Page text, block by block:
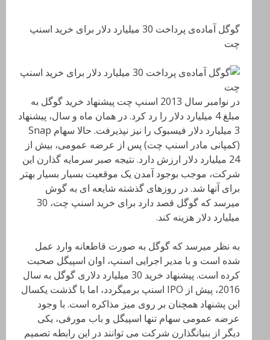
گوگل آماده‌ی پرداخت 30 میلیارد دلار برای خرید اسنپ
چت
در نوامبر سال 2013 اسنپ چت پیشنهاد خرید گوگل به
مبلغ 4 میلیارد دلار را رد کرد. در همان ماه و سال، پیشنهاد
3 میلیارد دلار فیسبوک را نیز نپذیرفت. حالا سهام Snap
(کمپانی مادر اسنپ چت) پس از عرضه عمومی، بیش از
24 میلیارد دلار ارزش دارد. نتیجه صبر سرمایه گذارن این
شرکت، موجب بوجود آمدن یک موقعیت بسیار بسیار بهتر
برای آنها شد. در روزهای گذشته شایعه ای به گوش
میرسد که گوگل قصد دارد برای خرید اسنپ چت، 30
میلیارد دلار هزینه کند.
به نظر میرسد که گوگل به صورت قاطعانه وارد عمل
شده است و با مدیر اجرایی اسنپ، اوان اسپیگل صحبت
کرده است. پیشنهاد خرید 30 میلیارد دلاری گوگل به سال
2016، پیش از IPO اسنپ برمیگردد، اما با گذشت یکسال
این پشنهاد همچنان بر روی میز مذاکره است. با وجود
عرضه عمومی سهام تنها اسپیگل و باب مورفی، یکی
دیگر از بنیانگذارن شرکت می توانند در این رابطه تصمیم